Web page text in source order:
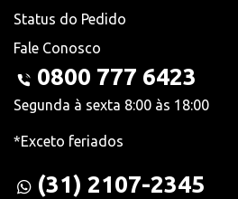
Status do Pedido
Fale Conosco
0800 777 6423
Segunda à sexta 8:00 às 18:00
*Exceto feriados
(31) 2107-2345